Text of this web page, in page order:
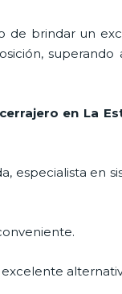
de brindar un
superando
cerrajero en La
especialista en
excelente